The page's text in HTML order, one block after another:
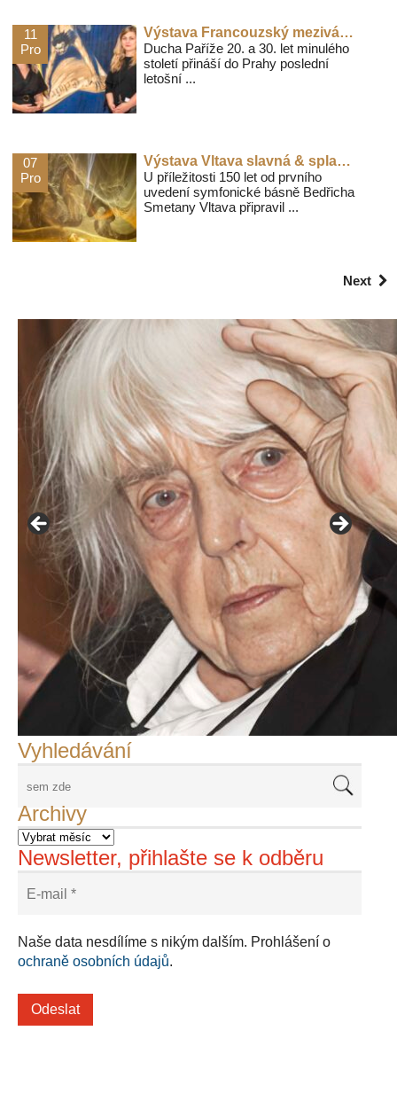
11
Pro
Výstava Francouzský meziválečný reklamní plakát uzavírá letošní výstavní sezónu Uměleckoprůmyslového musea
Ducha Paříže 20. a 30. let minulého
století přináší do Prahy poslední
letošní ...
07
Pro
Výstava Vltava slavná & splavná v Jízdárně pražského hradu
U příležitosti 150 let od prvního
uvedení symfonické básně Bedřicha
Smetany Vltava připravil ...
Next
František Skála - film Veřejný prostor
Adriena Šimotová
Richard Štipl v Benátkách
Langweiluv model v Praze
Japanolog Petr Geisler, foto: Petr Šálek
©Frank Kortan,Yellow Shark, portrét Franka Zappy
Nové Svatovítské varhany
Vyhledávání
Archivy
Newsletter, přihlašte se k odběru
Naše data nesdílíme s nikým dalším. Prohlášení o
ochraně osobních údajů.